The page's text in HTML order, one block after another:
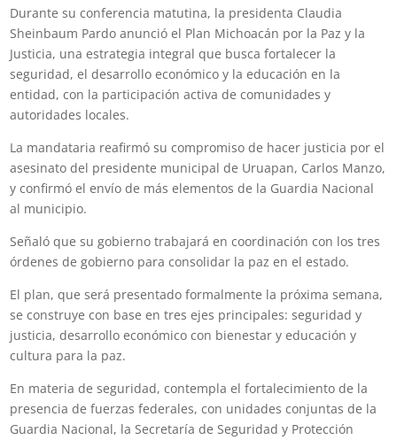
Durante su conferencia matutina, la presidenta Claudia
Sheinbaum Pardo anunció el Plan Michoacán por la Paz y la
Justicia, una estrategia integral que busca fortalecer la
seguridad, el desarrollo económico y la educación en la
entidad, con la participación activa de comunidades y
autoridades locales.
La mandataria reafirmó su compromiso de hacer justicia por el
asesinato del presidente municipal de Uruapan, Carlos Manzo,
y confirmó el envío de más elementos de la Guardia Nacional
al municipio.
Señaló que su gobierno trabajará en coordinación con los tres
órdenes de gobierno para consolidar la paz en el estado.
El plan, que será presentado formalmente la próxima semana,
se construye con base en tres ejes principales: seguridad y
justicia, desarrollo económico con bienestar y educación y
cultura para la paz.
En materia de seguridad, contempla el fortalecimiento de la
presencia de fuerzas federales, con unidades conjuntas de la
Guardia Nacional, la Secretaría de Seguridad y Protección